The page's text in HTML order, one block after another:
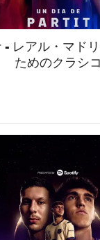
- レアル・マド
ためのクラシコ
FCB